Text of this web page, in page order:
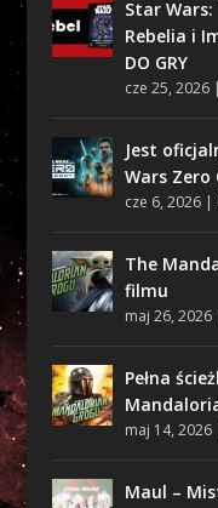
Star
Rebelia i
DO GRY
cze 25, 2026|
Jest
Wars Zero
cze 6, 2026|
The
filmu
maj 26, 2026
Pełna
maj 14, 2026
Maul –